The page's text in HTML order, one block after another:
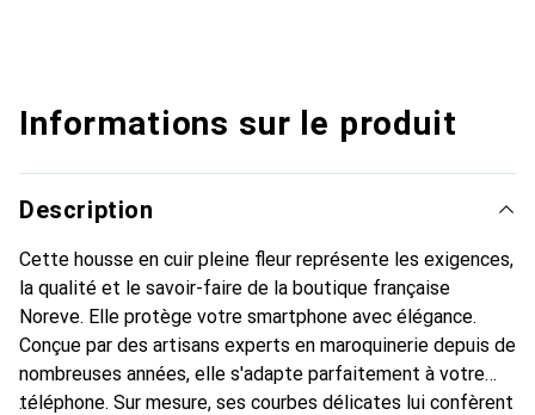
Informations sur le produit
Description
Cette housse en cuir pleine fleur représente les exigences,
la qualité et le savoir-faire de la boutique française
Noreve. Elle protège votre smartphone avec élégance.
Conçue par des artisans experts en maroquinerie depuis de
nombreuses années, elle s'adapte parfaitement à votre
téléphone. Sur mesure, ses courbes délicates lui confèrent